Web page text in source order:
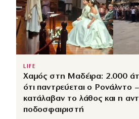
LIFE
Χαμός στη Μαδέιρα: 2.000
ότι παντρεύεται ο Ρονάλντο
κατάλαβαν το λάθος και η
ποδοσφαιριστή